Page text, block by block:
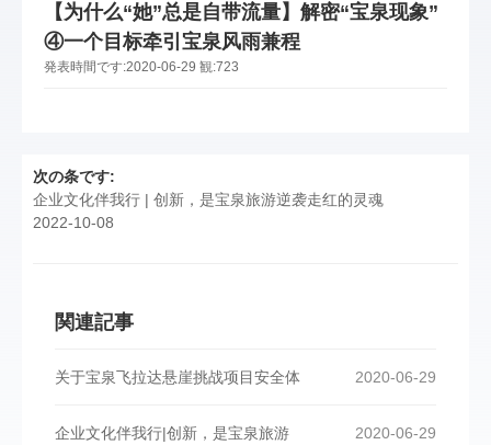
【为什么“她”总是自带流量】解密“宝泉现象”
④一个目标牵引宝泉风雨兼程
発表時間です:2020-06-29 観:723
次の条です:
企业文化伴我行 | 创新，是宝泉旅游逆袭走红的灵魂
2022-10-08
関連記事
2020-06-29
关于宝泉飞拉达悬崖挑战项目安全体
2020-06-29
企业文化伴我行|创新，是宝泉旅游